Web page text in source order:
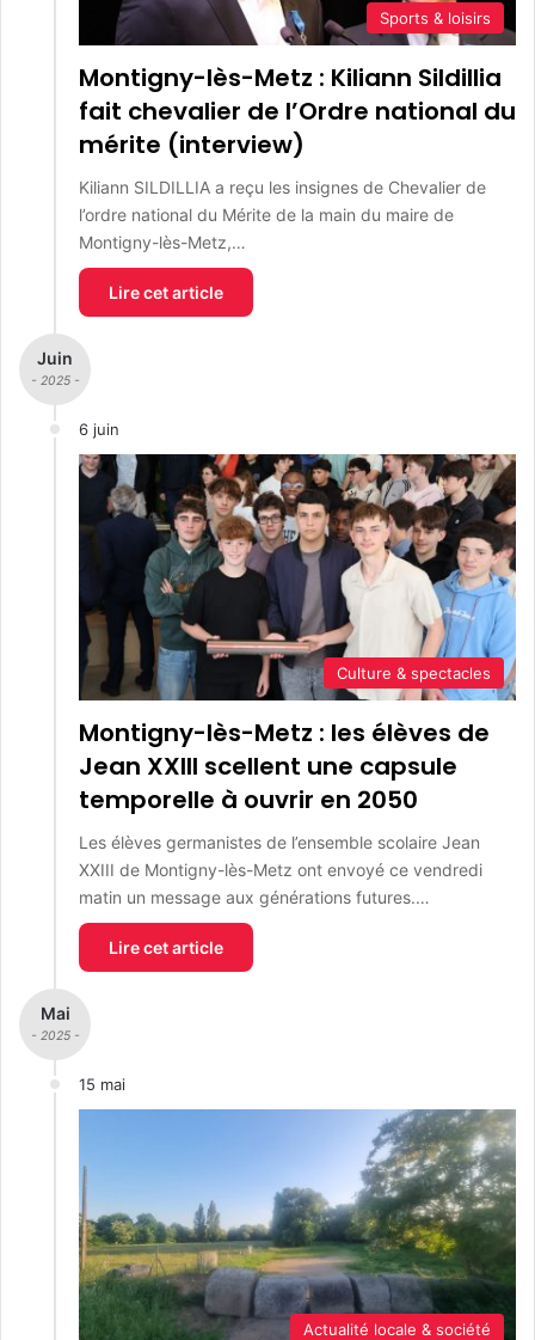
Sports & loisirs
Montigny-lès-Metz : Kiliann Sildillia
fait chevalier de l’Ordre national du
mérite (interview)
Kiliann SILDILLIA a reçu les insignes de Chevalier de
l’ordre national du Mérite de la main du maire de
Montigny-lès-Metz,…
Lire cet article
Juin
- 2025 -
6 juin
Culture & spectacles
Montigny-lès-Metz : les élèves de
Jean XXIII scellent une capsule
temporelle à ouvrir en 2050
Les élèves germanistes de l’ensemble scolaire Jean
XXIII de Montigny-lès-Metz ont envoyé ce vendredi
matin un message aux générations futures.…
Lire cet article
Mai
- 2025 -
15 mai
Actualité locale & société